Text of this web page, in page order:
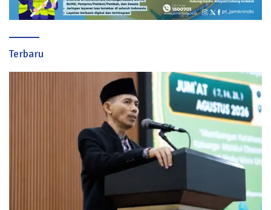
Terbaru